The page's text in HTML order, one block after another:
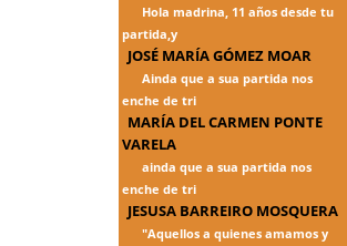
Hola madrina, 11 años desde tu
partida,y
JOSÉ MARÍA GÓMEZ MOAR
Ainda que a sua partida nos
enche de tri
MARÍA DEL CARMEN PONTE
VARELA
ainda que a sua partida nos
enche de tri
JESUSA BARREIRO MOSQUERA
"Aquellos a quienes amamos y